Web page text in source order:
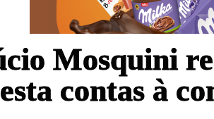
Mosquini
contas à